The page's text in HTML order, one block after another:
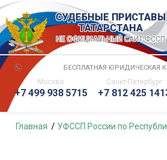
СУДЕБНЫЕ ПРИСТАВЫ
ТАТАРСТАНА
НЕ ОФИЦИАЛЬНЫЙ САЙТ ФССП
БЕСПЛАТНАЯ ЮРИДИЧЕСКАЯ
Москва
+7 499 938 5715
Санкт-Петербург
+7 812 425
Главная УФССП России по